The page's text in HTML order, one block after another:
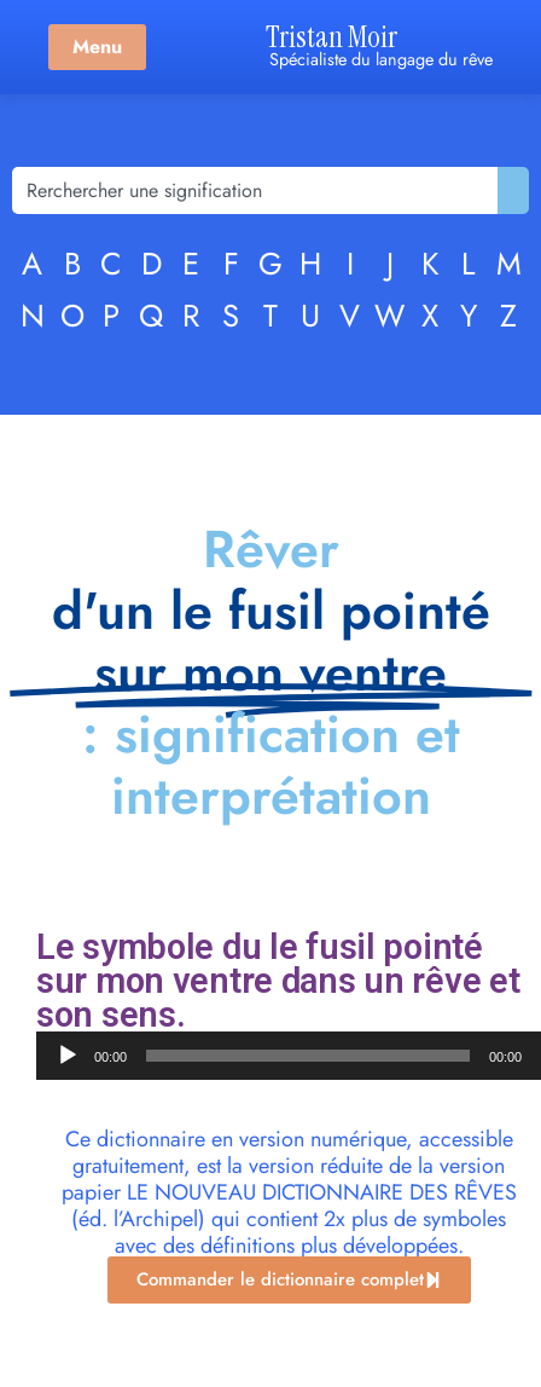
Menu Tristan Moir
Spécialiste du langage du rêve
A B C D E F G H I J K L M
N O P Q R S T U V W X Y Z
Rêver
d'un le fusil pointé
sur mon ventre
: signification et
interprétation
Le symbole du le fusil pointé
sur mon ventre dans un rêve et
son sens.
Lecteur
audio00:00 00:00
Ce dictionnaire en version numérique, accessible
gratuitement, est la version réduite de la version
papier LE NOUVEAU DICTIONNAIRE DES RÊVES
(éd. l’Archipel) qui contient 2x plus de symboles
avec des définitions plus développées.
Commander le dictionnaire complet